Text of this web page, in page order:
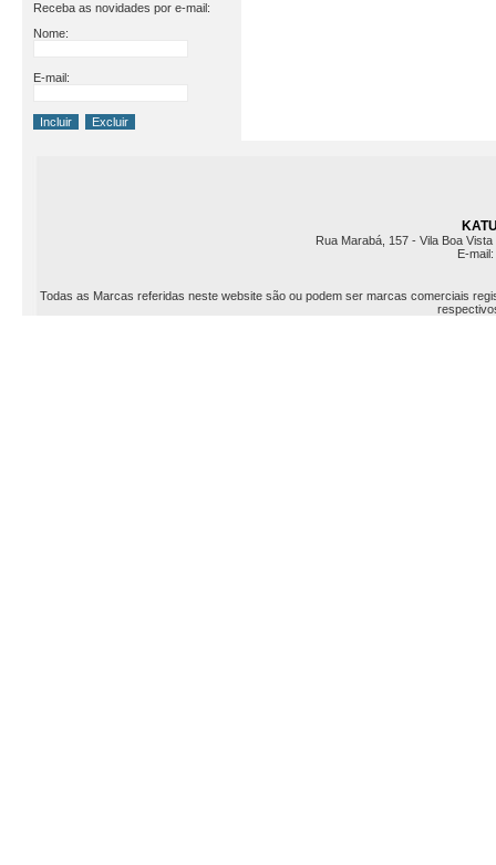
Receba as novidades por e-mail:
Nome:
E-mail:
Rua Marabá, 157 - Vila Boa
E-mail:
Todas as Marcas referidas neste website são ou podem ser marcas comerciais